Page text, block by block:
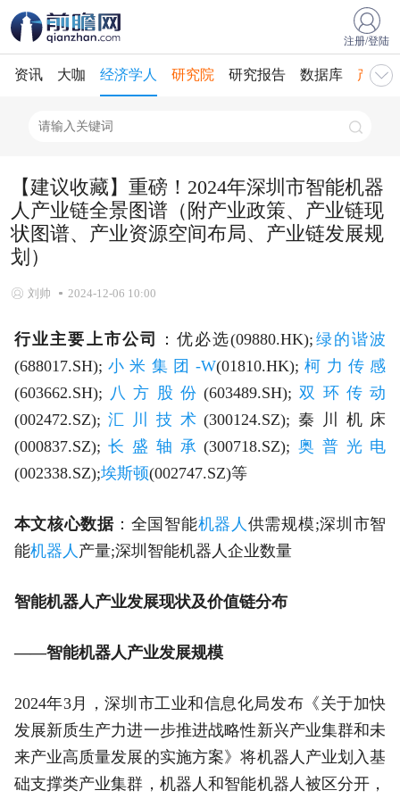
注册/登陆
资讯 大咖 经济学人 研究院 研究报告 数据库 产业
【建议收藏】重磅！2024年深圳市智能机器
人产业链全景图谱（附产业政策、产业链现
状图谱、产业资源空间布局、产业链发展规
划）
刘帅 2024-12-06 10:00
行业主要上市公司 ：优必选(09880.HK); 绿的谐波
(688017.SH); 小米集团-W(01810.HK); 柯力传感
(603662.SH); 八方股份(603489.SH); 双环传动
(002472.SZ); 汇川技术(300124.SZ);秦川机床
(000837.SZ); 长盛轴承(300718.SZ); 奥普光电
(002338.SZ);埃斯顿(002747.SZ)等
本文核心数据：全国智能机器人 供需规模;深圳市智
能机器人 产量;深圳智能机器人企业数量
智能机器人产业发展现状及价值链分布
——智能机器人产业发展规模
2024年3月，深圳市工业和信息化局发布《关于加快
发展新质生产力进一步推进战略性新兴产业集群和未
来产业高质量发展的实施方案》将机器人产业划入基
础支撑类产业集群，机器人和智能机器人被区分开，